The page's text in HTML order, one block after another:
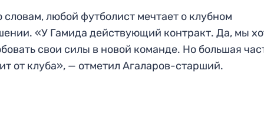
словам, любой футболист мечтает о клубном
«У Гамида действующий контракт. Да, мы
свои силы в новой команде. Но большая
от клуба», — отметил Агаларов-старший.